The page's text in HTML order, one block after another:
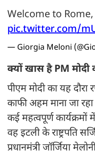
Welcome to
pic.twitter.com/
— Giorgia Meloni
क्यों खास है PM मोदी
पीएम मोदी का यह
काफी अहम माना जा
कई महत्वपूर्ण कार्यक्रमों
वह इटली के राष्ट्रपति
प्रधानमंत्री जॉर्जिया